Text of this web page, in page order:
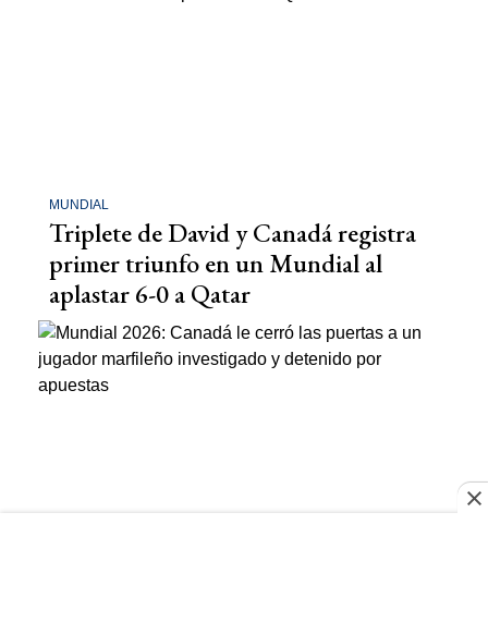
MUNDIAL
Triplete de David y Canadá registra
primer triunfo en un Mundial al
aplastar 6-0 a Qatar